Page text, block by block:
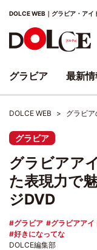
DOLCE WEB｜グラビア・アイ
DOLCE WEB グラビ
グラビア
グラビアア
た表現力で
ジDVD
グラビア グラビアアイ
好きになってな
DOLCE編集部
グラビア 最新情